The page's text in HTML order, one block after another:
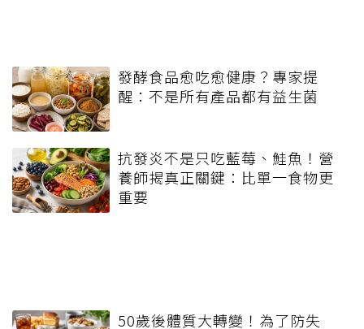
發酵食品愈吃愈健康？專家提
醒：不是所有產品都有益生菌
抗發炎不是只吃藍莓、鮭魚！營
養師揭真正關鍵：比單一食物更
重要
50歲後體質大轉變！為了防失